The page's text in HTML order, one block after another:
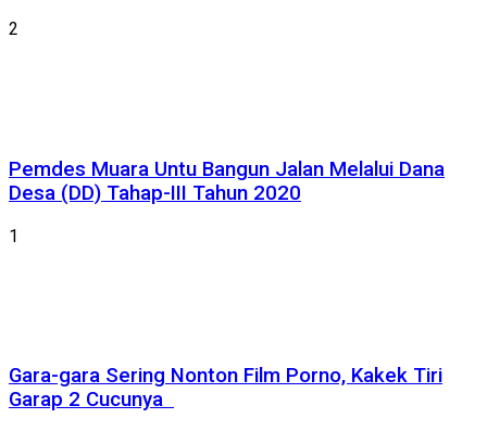
2
Pemdes Muara Untu Bangun Jalan Melalui Dana
Desa (DD) Tahap-III Tahun 2020
1
Gara-gara Sering Nonton Film Porno, Kakek Tiri
Garap 2 Cucunya